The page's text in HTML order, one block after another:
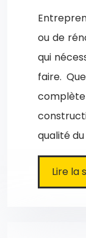
ou de
qui
faire.
qualité
Lire la